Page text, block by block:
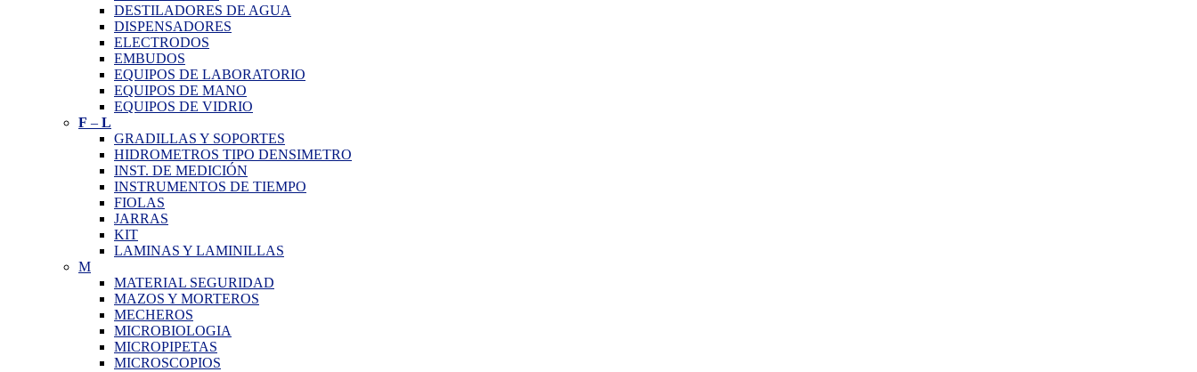
DESTILADORES DE AGUA
DISPENSADORES
ELECTRODOS
EMBUDOS
EQUIPOS DE LABORATORIO
EQUIPOS DE MANO
EQUIPOS DE VIDRIO
F – L
GRADILLAS Y SOPORTES
HIDROMETROS TIPO DENSIMETRO
INST. DE MEDICIÓN
INSTRUMENTOS DE TIEMPO
FIOLAS
JARRAS
KIT
LAMINAS Y LAMINILLAS
M
MATERIAL SEGURIDAD
MAZOS Y MORTEROS
MECHEROS
MICROBIOLOGIA
MICROPIPETAS
MICROSCOPIOS